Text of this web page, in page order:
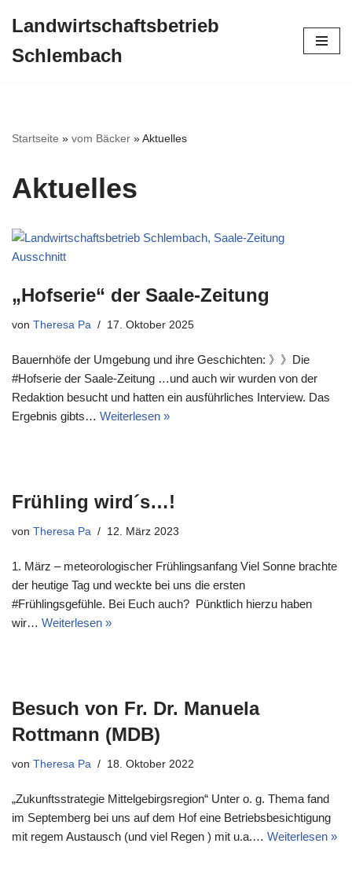
Inhalt
Landwirtschaftsbetrieb
Schlembach
Startseite » vom Bäcker »Aktuelles
Aktuelles
„Hofserie“ der Saale-Zeitung
von Theresa Pa 17. Oktober 2025
Bauernhöfe der Umgebung und ihre Geschichten: 》》Die
#Hofserie der Saale-Zeitung …und auch wir wurden von der
Redaktion besucht und hatten ein ausführliches Interview. Das
Ergebnis gibts… Weiterlesen »
Frühling wird´s…!
von Theresa Pa 12. März 2023
1. März – meteorologischer Frühlingsanfang Viel Sonne brachte
der heutige Tag und weckte bei uns die ersten
#Frühlingsgefühle. Bei Euch auch? Pünktlich hierzu haben
wir… Weiterlesen »
Besuch von Fr. Dr. Manuela
Rottmann (MDB)
von Theresa Pa 18. Oktober 2022
„Zukunftsstrategie Mittelgebirgsregion“ Unter o. g. Thema fand
im Septemberg bei uns auf dem Hof eine Betriebsbesichtigung
mit regem Austausch (und viel Regen ) mit u.a.… Weiterlesen »